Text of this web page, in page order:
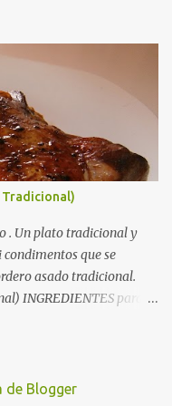
de oliva.
aceite sofreímos el ajo
la cebolla esté
el caldo de carne
. Un plato tradicional y
que se
asado tradicional.
INGREDIENTES para
para horno. Rociamos
de Blogger